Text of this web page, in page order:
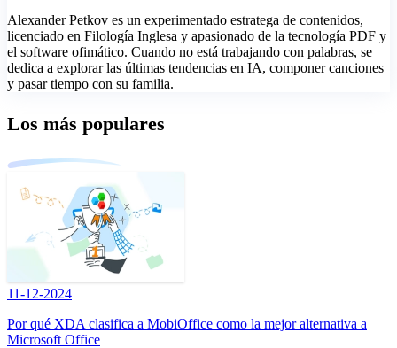
Alexander Petkov es un experimentado estratega de contenidos,
licenciado en Filología Inglesa y apasionado de la tecnología PDF y
el software ofimático. Cuando no está trabajando con palabras, se
dedica a explorar las últimas tendencias en IA, componer canciones
y pasar tiempo con su familia.
Los más populares
11-12-2024
Por qué XDA clasifica a MobiOffice como la mejor alternativa a
Microsoft Office